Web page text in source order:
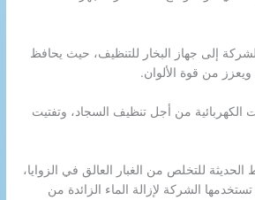
إلى جهاز البخار للتنظيف، حيث يحافظ
من قوة الألوان.
الكهربائية من أجل تنظيف السجاد، وتفتيت
للتخلص من الغبار العالق في الزوايا،
الشركة لإزالة الماء الزائدة من